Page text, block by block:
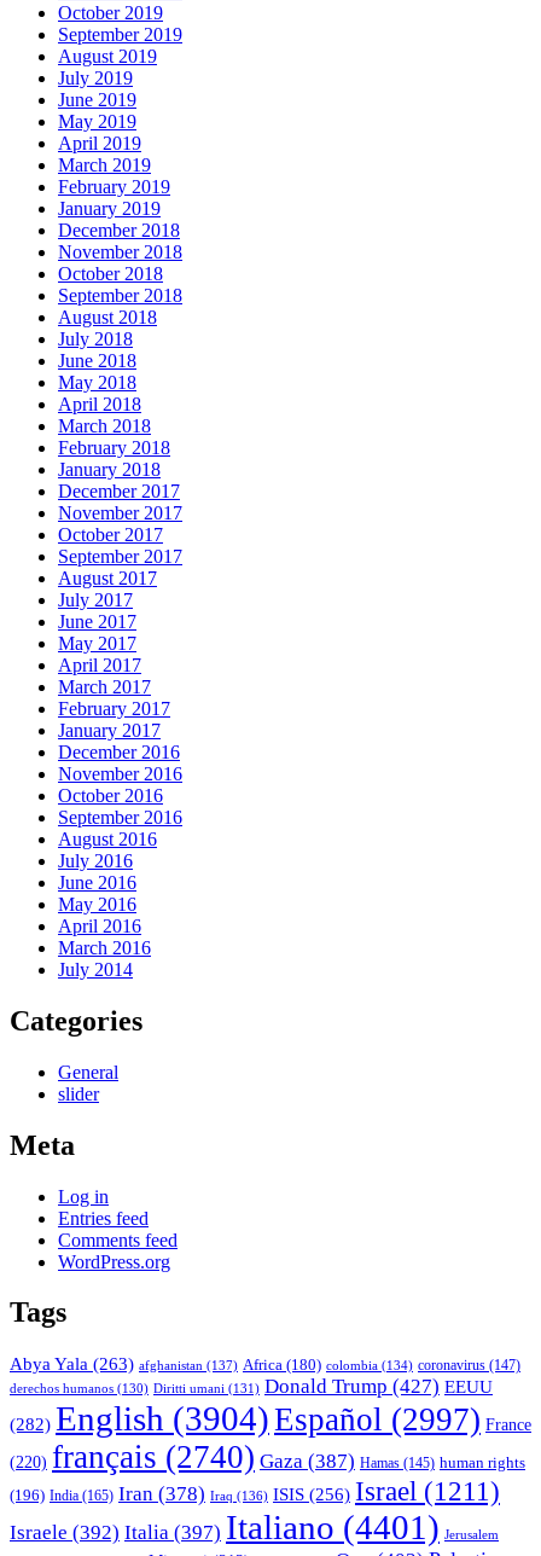
October 2019
September 2019
August 2019
July 2019
June 2019
May 2019
April 2019
March 2019
February 2019
January 2019
December 2018
November 2018
October 2018
September 2018
August 2018
July 2018
June 2018
May 2018
April 2018
March 2018
February 2018
January 2018
December 2017
November 2017
October 2017
September 2017
August 2017
July 2017
June 2017
May 2017
April 2017
March 2017
February 2017
January 2017
December 2016
November 2016
October 2016
September 2016
August 2016
July 2016
June 2016
May 2016
April 2016
March 2016
July 2014
Categories
General
slider
Meta
Log in
Entries feed
Comments feed
WordPress.org
Tags
Abya Yala (263) afghanistan (137) Africa (180) colombia (134) coronavirus (147)
derechos humanos (130) Diritti umani (131) Donald Trump (427) EEUU
(282) English (3904)Español (2997) France
(220) français (2740) Gaza (387) Hamas (145) human rights
(196) India (165) Iran (378) Iraq (136) ISIS (256) Israel (1211)
Israele (392) Italia (397) Italiano (4401) Jerusalem